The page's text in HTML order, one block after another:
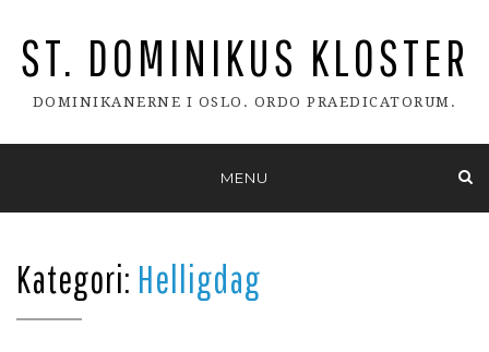
ST. DOMINIKUS KLOSTER
DOMINIKANERNE I OSLO. ORDO PRAEDICATORUM.
content
MENU
Kategori: Helligdag